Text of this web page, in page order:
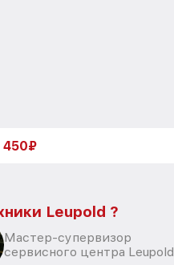
450₽
Leupold ?
Мастер-супервизор
сервисного центра Leupold